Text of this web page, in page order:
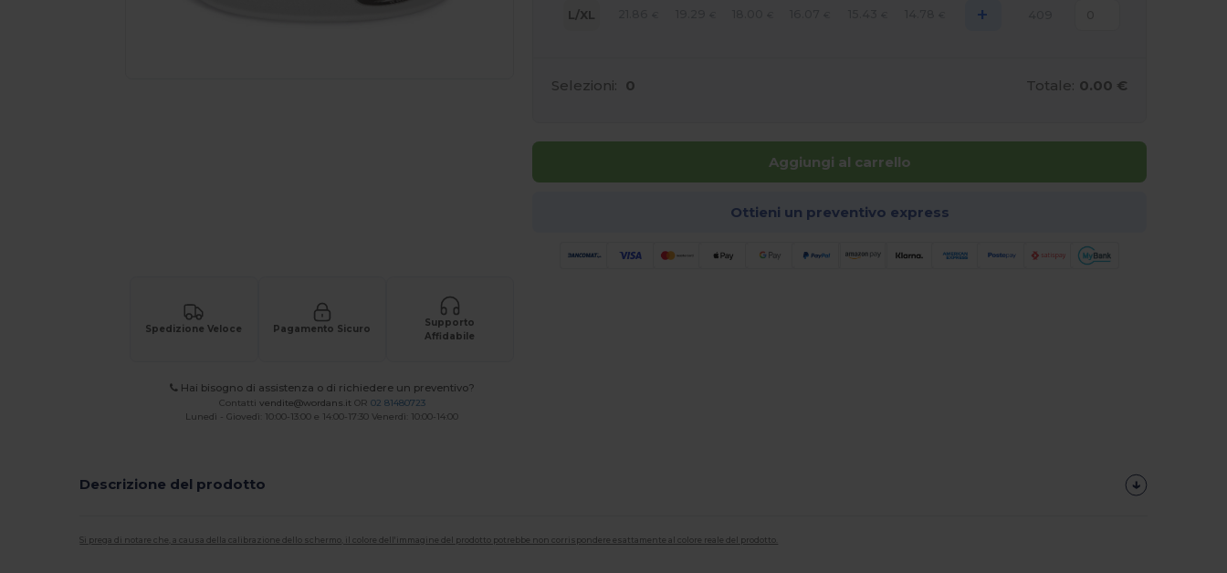
Spedizione Veloce Pagamento Sicuro
Supporto
Affidabile
Hai bisogno di assistenza o di richiedere un preventivo?
Contatti vendite@wordans.it OR 02 81480723
Lunedì - Giovedì: 10:00-13:00 e 14:00-17:30 Venerdì: 10:00-14:00
L/XL +
Selezioni: 0 Totale: 0.00 €
Aggiungi al carrello
Ottieni un preventivo express
Descrizione del prodotto
Si prega di notare che, a causa della calibrazione dello schermo, il colore dell'immagine del prodotto potrebbe non corrispondere esattamente al colore reale del prodotto.